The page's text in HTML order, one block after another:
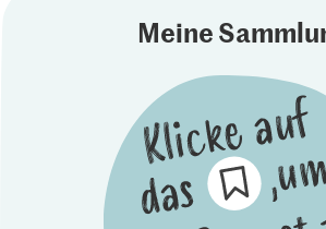
Meine